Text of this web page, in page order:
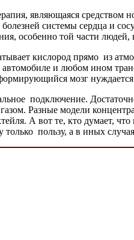
являющаяся
системы сердца и
особенно той части людей,
кислород прямо из
и любом ином
мозг
подключение.
Разные модели
А вот те, кто думает,
пользу, а в иных